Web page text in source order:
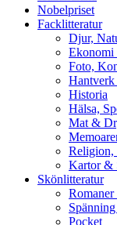
Nobelpriset
Facklitteratur
Djur,
Ekonomi
Foto,
Historia
Hälsa,
Mat &
Religion,
Kartor &
Skönlitteratur
Pocket